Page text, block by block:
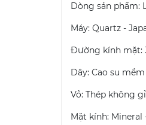
Dòng sản phẩm:
Máy: Quartz -
Đường kính mặt:
Dây: Cao su mềm
Vỏ: Thép không
Mặt kính: